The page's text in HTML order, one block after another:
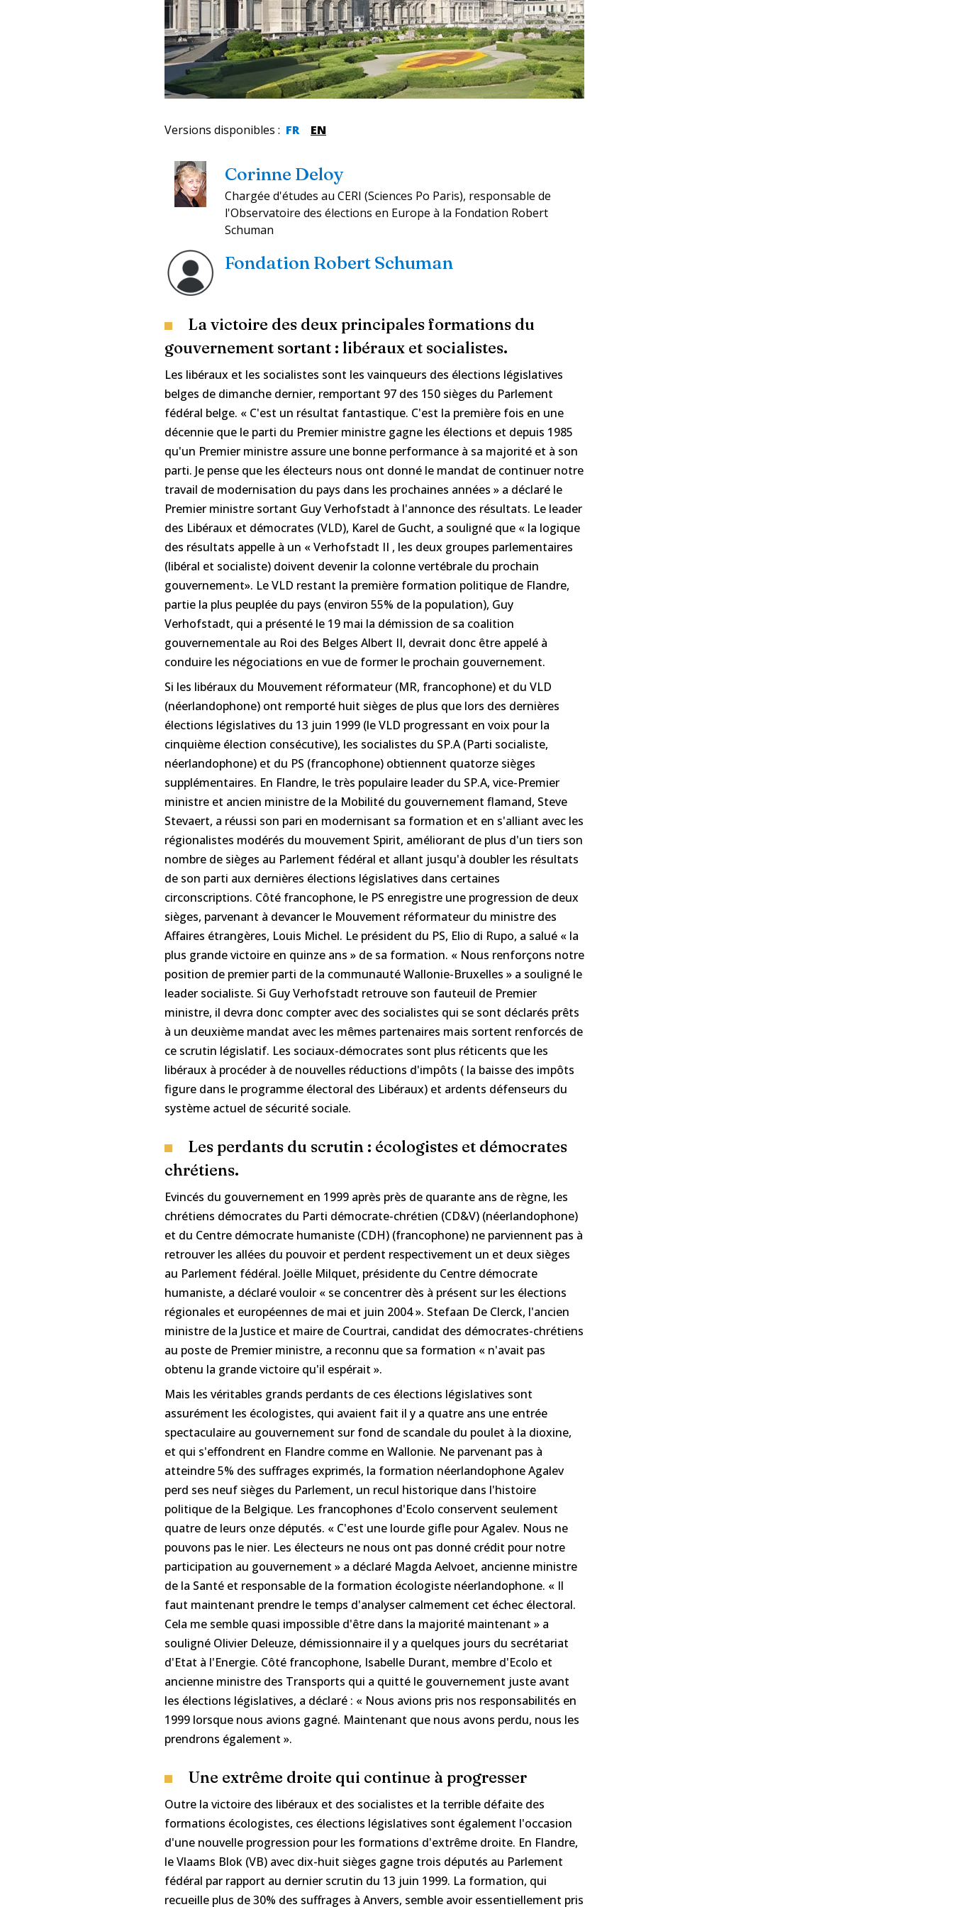
Versions disponibles : FR EN
Corinne Deloy
Chargée d'études au CERI (Sciences Po Paris), responsable de
l'Observatoire des élections en Europe à la Fondation Robert
Schuman
Fondation Robert Schuman
La victoire des deux principales formations du
gouvernement sortant : libéraux et socialistes.
Les libéraux et les socialistes sont les vainqueurs des élections législatives
belges de dimanche dernier, remportant 97 des 150 sièges du Parlement
fédéral belge. « C'est un résultat fantastique. C'est la première fois en une
décennie que le parti du Premier ministre gagne les élections et depuis 1985
qu'un Premier ministre assure une bonne performance à sa majorité et à son
parti. Je pense que les électeurs nous ont donné le mandat de continuer notre
travail de modernisation du pays dans les prochaines années » a déclaré le
Premier ministre sortant Guy Verhofstadt à l'annonce des résultats. Le leader
des Libéraux et démocrates (VLD), Karel de Gucht, a souligné que « la logique
des résultats appelle à un « Verhofstadt II , les deux groupes parlementaires
(libéral et socialiste) doivent devenir la colonne vertébrale du prochain
gouvernement». Le VLD restant la première formation politique de Flandre,
partie la plus peuplée du pays (environ 55% de la population), Guy
Verhofstadt, qui a présenté le 19 mai la démission de sa coalition
gouvernementale au Roi des Belges Albert II, devrait donc être appelé à
conduire les négociations en vue de former le prochain gouvernement.
Si les libéraux du Mouvement réformateur (MR, francophone) et du VLD
(néerlandophone) ont remporté huit sièges de plus que lors des dernières
élections législatives du 13 juin 1999 (le VLD progressant en voix pour la
cinquième élection consécutive), les socialistes du SP.A (Parti socialiste,
néerlandophone) et du PS (francophone) obtiennent quatorze sièges
supplémentaires. En Flandre, le très populaire leader du SP.A, vice-Premier
ministre et ancien ministre de la Mobilité du gouvernement flamand, Steve
Stevaert, a réussi son pari en modernisant sa formation et en s'alliant avec les
régionalistes modérés du mouvement Spirit, améliorant de plus d'un tiers son
nombre de sièges au Parlement fédéral et allant jusqu'à doubler les résultats
de son parti aux dernières élections législatives dans certaines
circonscriptions. Côté francophone, le PS enregistre une progression de deux
sièges, parvenant à devancer le Mouvement réformateur du ministre des
Affaires étrangères, Louis Michel. Le président du PS, Elio di Rupo, a salué « la
plus grande victoire en quinze ans » de sa formation. « Nous renforçons notre
position de premier parti de la communauté Wallonie-Bruxelles » a souligné le
leader socialiste. Si Guy Verhofstadt retrouve son fauteuil de Premier
ministre, il devra donc compter avec des socialistes qui se sont déclarés prêts
à un deuxième mandat avec les mêmes partenaires mais sortent renforcés de
ce scrutin législatif. Les sociaux-démocrates sont plus réticents que les
libéraux à procéder à de nouvelles réductions d'impôts ( la baisse des impôts
figure dans le programme électoral des Libéraux) et ardents défenseurs du
système actuel de sécurité sociale.
Les perdants du scrutin : écologistes et démocrates
chrétiens.
Evincés du gouvernement en 1999 après près de quarante ans de règne, les
chrétiens démocrates du Parti démocrate-chrétien (CD&V) (néerlandophone)
et du Centre démocrate humaniste (CDH) (francophone) ne parviennent pas à
retrouver les allées du pouvoir et perdent respectivement un et deux sièges
au Parlement fédéral. Joëlle Milquet, présidente du Centre démocrate
humaniste, a déclaré vouloir « se concentrer dès à présent sur les élections
régionales et européennes de mai et juin 2004 ». Stefaan De Clerck, l'ancien
ministre de la Justice et maire de Courtrai, candidat des démocrates-chrétiens
au poste de Premier ministre, a reconnu que sa formation « n'avait pas
obtenu la grande victoire qu'il espérait ».
Mais les véritables grands perdants de ces élections législatives sont
assurément les écologistes, qui avaient fait il y a quatre ans une entrée
spectaculaire au gouvernement sur fond de scandale du poulet à la dioxine,
et qui s'effondrent en Flandre comme en Wallonie. Ne parvenant pas à
atteindre 5% des suffrages exprimés, la formation néerlandophone Agalev
perd ses neuf sièges du Parlement, un recul historique dans l'histoire
politique de la Belgique. Les francophones d'Ecolo conservent seulement
quatre de leurs onze députés. « C'est une lourde gifle pour Agalev. Nous ne
pouvons pas le nier. Les électeurs ne nous ont pas donné crédit pour notre
participation au gouvernement » a déclaré Magda Aelvoet, ancienne ministre
de la Santé et responsable de la formation écologiste néerlandophone. « Il
faut maintenant prendre le temps d'analyser calmement cet échec électoral.
Cela me semble quasi impossible d'être dans la majorité maintenant » a
souligné Olivier Deleuze, démissionnaire il y a quelques jours du secrétariat
d'Etat à l'Energie. Côté francophone, Isabelle Durant, membre d'Ecolo et
ancienne ministre des Transports qui a quitté le gouvernement juste avant
les élections législatives, a déclaré : « Nous avions pris nos responsabilités en
1999 lorsque nous avions gagné. Maintenant que nous avons perdu, nous les
prendrons également ».
Une extrême droite qui continue à progresser
Outre la victoire des libéraux et des socialistes et la terrible défaite des
formations écologistes, ces élections législatives sont également l'occasion
d'une nouvelle progression pour les formations d'extrême droite. En Flandre,
le Vlaams Blok (VB) avec dix-huit sièges gagne trois députés au Parlement
fédéral par rapport au dernier scrutin du 13 juin 1999. La formation, qui
recueille plus de 30% des suffrages à Anvers, semble avoir essentiellement pris